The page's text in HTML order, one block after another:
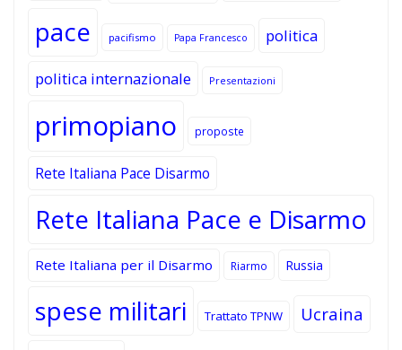
pace pacifismo Papa Francesco politica
politica internazionale Presentazioni
primopiano proposte
Rete Italiana Pace Disarmo
Rete Italiana Pace e Disarmo
Rete Italiana per il Disarmo Riarmo Russia
spese militari Trattato TPNW Ucraina